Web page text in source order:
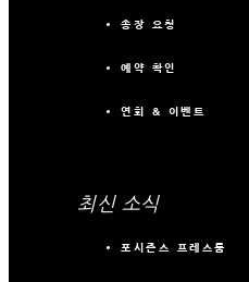
송장 요청
예약 확인
연회 & 이벤트
최신 소식
포시즌스 프레스룸